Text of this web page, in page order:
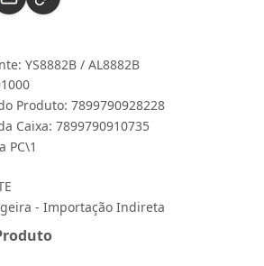
YS8882B / AL8882B
Produto: 7899790928228
Caixa: 7899790910735
PC\1
- Importação Indireta